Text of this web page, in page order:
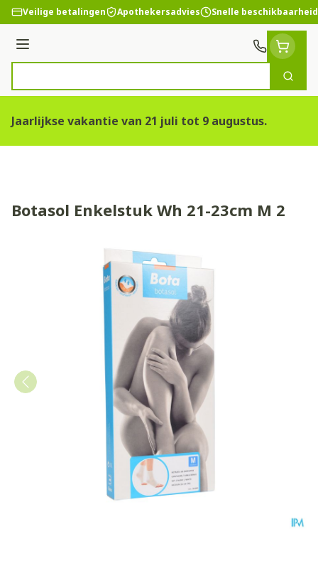
Ga naar de inhoud
Veilige betalingen Apothekersadvies Snelle beschikbaarheid
Menu
Zoek
Jaarlijkse vakantie van 21 juli tot 9 augustus.
Botasol Enkelstuk Wh 21-23cm M 2